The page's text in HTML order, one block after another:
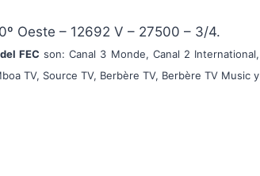
Oeste – 12692 V – 27500 – 3/4.
FEC son: Canal 3 Monde, Canal 2 International,
TV, Source TV, Berbère TV, Berbère TV Music y